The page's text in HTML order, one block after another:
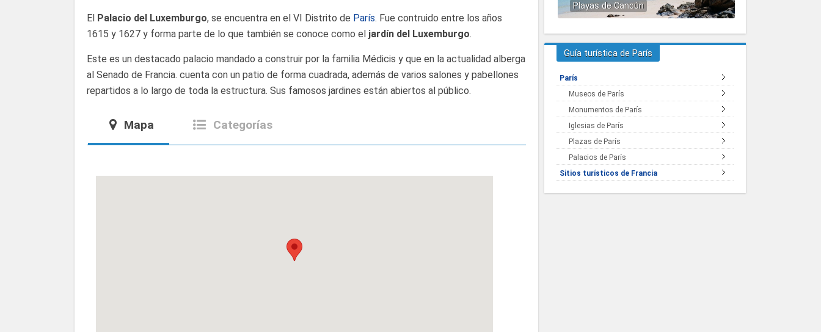
El Palacio del Luxemburgo, se encuentra en el VI Distrito de París. Fue contruido entre los años
1615 y 1627 y forma parte de lo que también se conoce como el jardín del Luxemburgo.
Este es un destacado palacio mandado a construir por la familia Médicis y que en la actualidad alberga
al Senado de Francia. cuenta con un patio de forma cuadrada, además de varios salones y pabellones
repartidos a lo largo de toda la estructura. Sus famosos jardines están abiertos al público.
Mapa Categorías
Playas de Cancún
Guía turística de París
París
Museos de París
Monumentos de París
Iglesias de París
Plazas de París
Palacios de París
Sitios turísticos de Francia